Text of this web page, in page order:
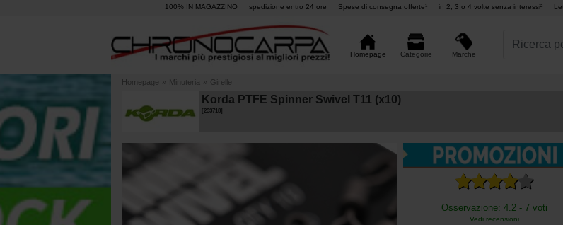
100% IN MAGAZZINO spedizione entro 24 ore Spese di consegna offerte¹ in 2, 3 o 4 volte senza interessi²
Homepage Categorie Marche
Homepage » Minuteria » Girelle
Korda PTFE Spinner Swivel T11 (x10)
233718]
Osservazione: 4.2 - 7 voti
Vedi recensioni